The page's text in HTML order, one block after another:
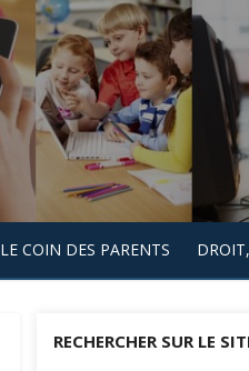
LE COIN DES PARENTS
RECHERCHER SUR LE